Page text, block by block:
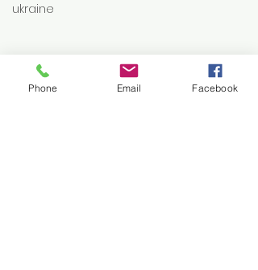
ukraine
Phone Email Facebook